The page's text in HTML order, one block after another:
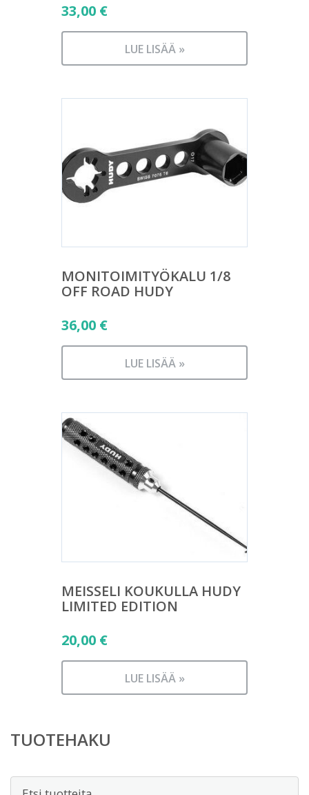
33,00 €
LUE LISÄÄ »
MONITOIMITYÖKALU 1/8
OFF ROAD HUDY
36,00 €
LUE LISÄÄ »
MEISSELI KOUKULLA HUDY
LIMITED EDITION
20,00 €
LUE LISÄÄ »
TUOTEHAKU
Etsi: